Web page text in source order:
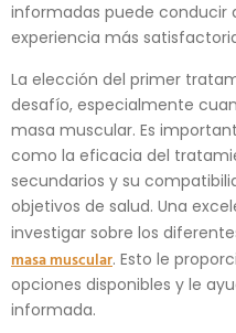
informadas puede conducir
experiencia más
La elección del primer
desafío, especialmente
masa muscular. Es
como la eficacia del
secundarios y su
objetivos de salud. Una
investigar sobre los
masa muscular. Esto le
opciones disponibles y le
informada.